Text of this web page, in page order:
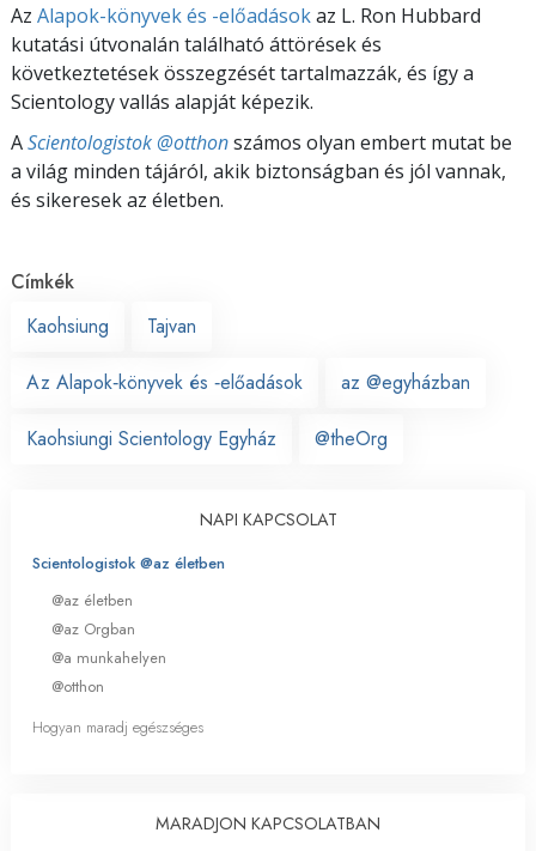
Az Alapok-könyvek és -előadásokaz L. Ron Hubbard
kutatási útvonalán található áttörések és
következtetések összegzését tartalmazzák, és így a
Scientology vallás alapját képezik.
AScientologistok @otthonszámos olyan embert mutat be
a világ minden tájáról, akik biztonságban és jól vannak,
és sikeresek az életben.
Címkék
Kaohsiung
Tajvan
Az Alapok‑könyvek és ‑előadások az @egyházban
Kaohsiungi Scientology Egyház @theOrg
NAPI KAPCSOLAT
Scientologistok @az életben
@az életben
@az Orgban
@a munkahelyen
@otthon
Hogyan maradj egészséges
MARADJON KAPCSOLATBAN